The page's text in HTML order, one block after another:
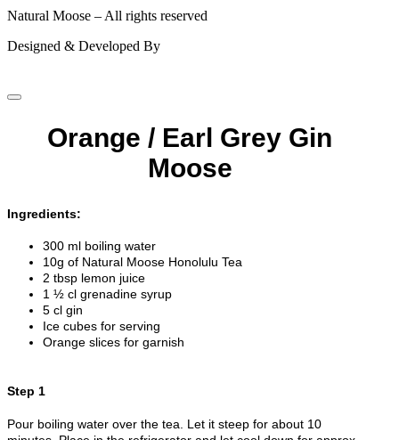
Natural Moose – All rights reserved
Designed & Developed By
Orange / Earl Grey Gin
Moose
Ingredients:
300 ml boiling water
10g of Natural Moose Honolulu Tea
2 tbsp lemon juice
1 ½ cl grenadine syrup
5 cl gin
Ice cubes for serving
Orange slices for garnish
Step 1
Pour boiling water over the tea. Let it steep for about 10